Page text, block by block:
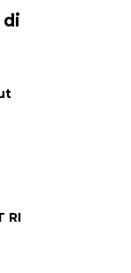
di
RI